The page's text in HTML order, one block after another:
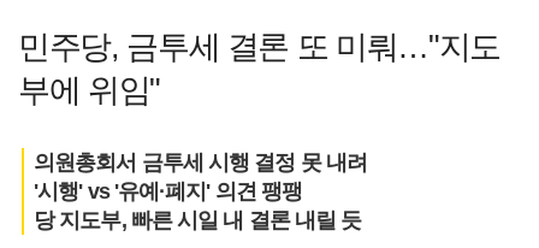
민주당, 금투세 결론 또 미뤄…"지도
부에 위임"
의원총회서 금투세 시행 결정 못 내려
'시행' vs '유예·폐지' 의견 팽팽
당 지도부, 빠른 시일 내 결론 내릴 듯